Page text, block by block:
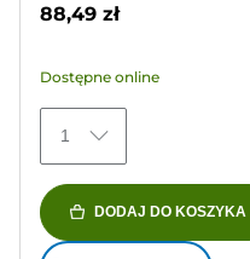
5
41
Recenzji
88,49 zł
Dostępne online
1
DODAJ DO KOSZYKA